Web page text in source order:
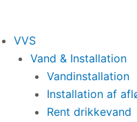
indholdet
VVS
Vand & Installation
Vandinstallation
Installation af
Rent drikkevand